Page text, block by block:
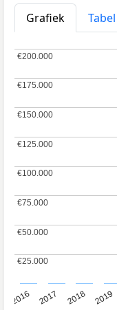
Grafiek
Tabel
2016 2017 2018 2019
€25.000
€25.000
€50.000
€50.000
€75.000
€75.000
€100.000
€100.000
€125.000
€125.000
€150.000
€150.000
€175.000
€175.000
€200.000
€200.000